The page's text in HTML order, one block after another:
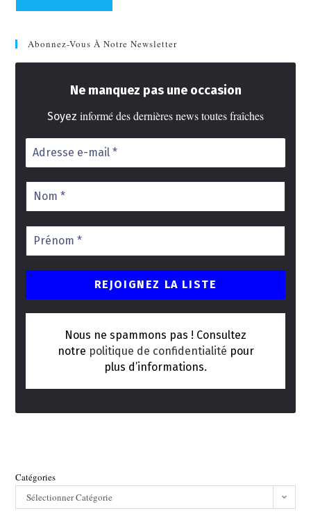
Abonnez-Vous À Notre Newsletter
Ne manquez pas une occasion
Soyez informé des dernières news toutes fraîches
Nous ne spammons pas ! Consultez
notre politique de confidentialité pour
plus d’informations.
Catégories
Sélectionner Catégorie